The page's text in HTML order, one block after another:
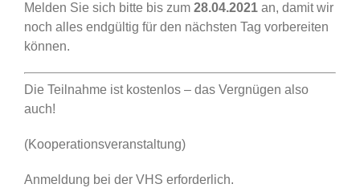
Melden Sie sich bitte bis zum 28.04.2021 an, damit wir
noch alles endgültig für den nächsten Tag vorbereiten
können.
Die Teilnahme ist kostenlos – das Vergnügen also
auch!
(Kooperationsveranstaltung)
Anmeldung bei der VHS erforderlich.